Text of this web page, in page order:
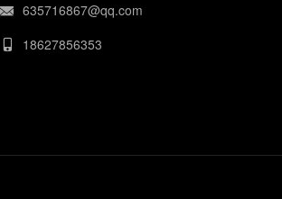
635716867@qq.com
18627856353